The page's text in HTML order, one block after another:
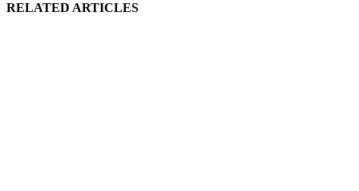
RELATED ARTICLES